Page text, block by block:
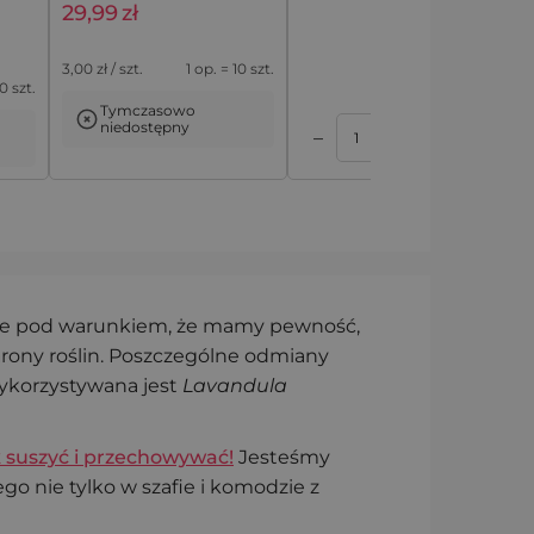
szt.
Woreczki bawełniane 8
lawendy na drobne
upominki - 10 szt.
29,99zł
3,00 zł / szt. 1 op. = 10 szt.
Tymczasowo
niedostępny
–
Dodaj do koszyka Dodaj do koszyka
pod warunkiem, że mamy pewność,
roślin. Poszczególne odmiany
jest Lavandula
i przechowywać! Jesteśmy
nie tylko w szafie i komodzie z